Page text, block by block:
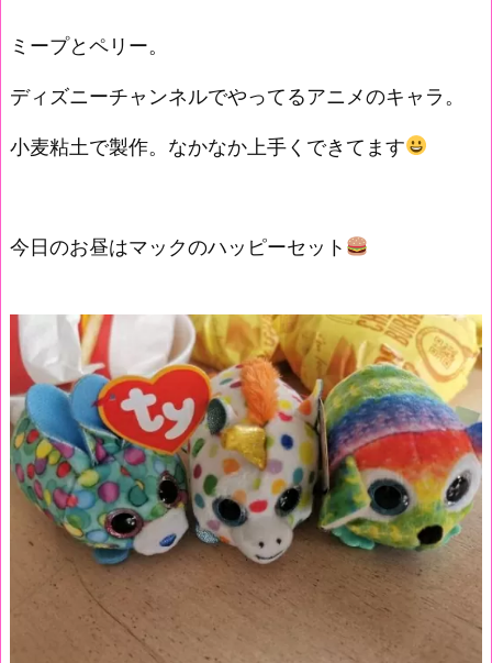
ミープとペリー。
ディズニーチャンネルでやってるアニメのキャラ。
小麦粘土で製作。なかなか上手くできてます
今日のお昼はマックのハッピーセット